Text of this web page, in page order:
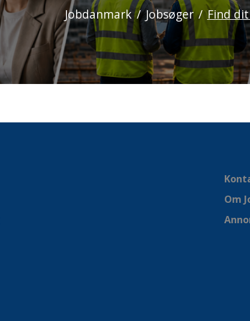
Jobdanmark Jobsøger Find
Om